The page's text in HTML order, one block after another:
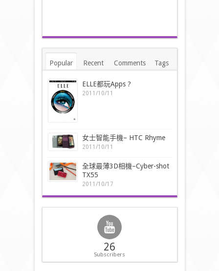
Popular Recent Comments Tags
ELLE都玩Apps ?
2011/10/11
女士智能手機– HTC Rhyme
2011/10/11
全球最薄3D相機–Cyber-shot
TX55
2011/10/17
26
Subscribers